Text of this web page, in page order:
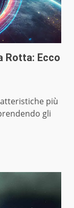
Rotta: Ecco
più
gli